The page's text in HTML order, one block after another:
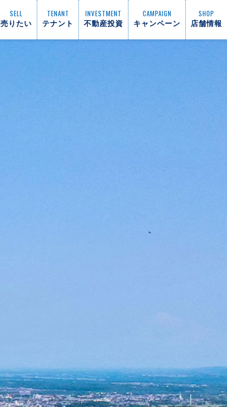
SELL
売りたい
TENANT
テナント
INVESTMENT
不動産投資
CAMPAIGN
キャンペーン
SHOP
店舗情報